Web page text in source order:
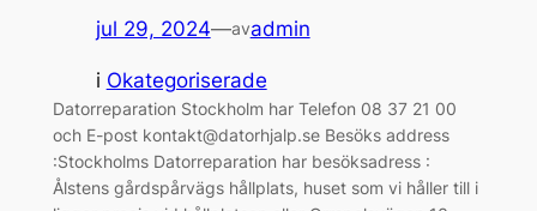
jul 29, 2024—avadmin
i Okategoriserade
Datorreparation Stockholm har Telefon 08 37 21 00
och E-post kontakt@datorhjalp.se Besöks address
:Stockholms Datorreparation har besöksadress :
Ålstens gårdspårvägs hållplats, huset som vi håller till i